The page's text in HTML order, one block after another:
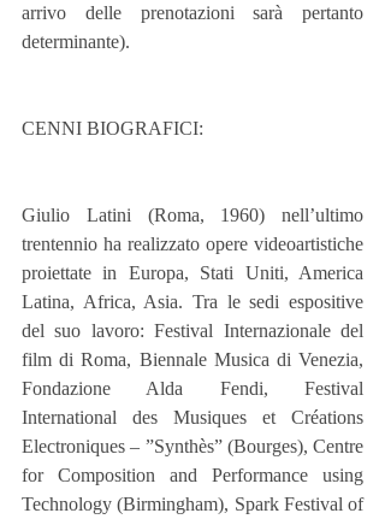
arrivo delle prenotazioni sarà pertanto
determinante).
CENNI BIOGRAFICI:
Giulio Latini (Roma, 1960) nell’ultimo
trentennio ha realizzato opere videoartistiche
proiettate in Europa, Stati Uniti, America
Latina, Africa, Asia. Tra le sedi espositive
del suo lavoro: Festival Internazionale del
film di Roma, Biennale Musica di Venezia,
Fondazione Alda Fendi, Festival
International des Musiques et Créations
Electroniques – ”Synthès” (Bourges), Centre
for Composition and Performance using
Technology (Birmingham), Spark Festival of